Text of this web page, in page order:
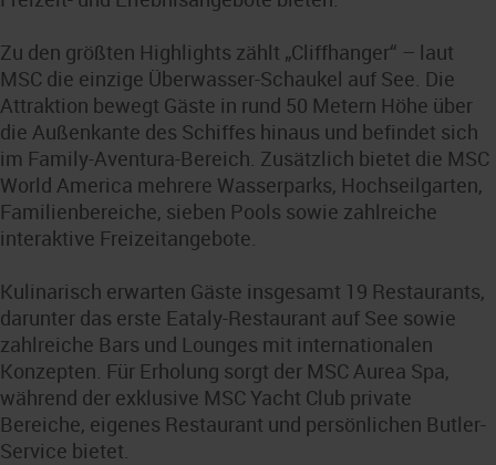
Zu den größten Highlights zählt „Cliffhanger“ – laut
MSC die einzige Überwasser-Schaukel auf See. Die
Attraktion bewegt Gäste in rund 50 Metern Höhe über
die Außenkante des Schiffes hinaus und befindet sich
im Family-Aventura-Bereich. Zusätzlich bietet die MSC
World America mehrere Wasserparks, Hochseilgarten,
Familienbereiche, sieben Pools sowie zahlreiche
interaktive Freizeitangebote.
Kulinarisch erwarten Gäste insgesamt 19 Restaurants,
darunter das erste Eataly-Restaurant auf See sowie
zahlreiche Bars und Lounges mit internationalen
Konzepten. Für Erholung sorgt der MSC Aurea Spa,
während der exklusive MSC Yacht Club private
Bereiche, eigenes Restaurant und persönlichen Butler-
Service bietet.